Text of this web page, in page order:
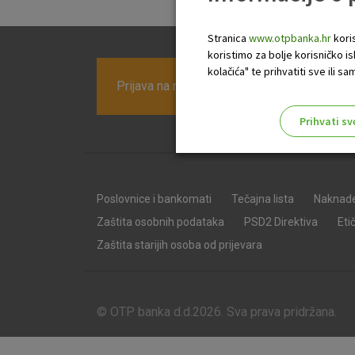
Prijava na newsletter OTP banke
Poslovnice i bankomati Tečajna lista
Zaštita osobnih podataka
PSD2 Direktiva
Zaštita starijih osoba od prijevara
© OTP banka d.d.2026. Sva prava pridržana.
Stranica www.otpbanka.hr
koristimo za bolje korisničko
kolačića" te prihvatiti sve ili
Prihvati